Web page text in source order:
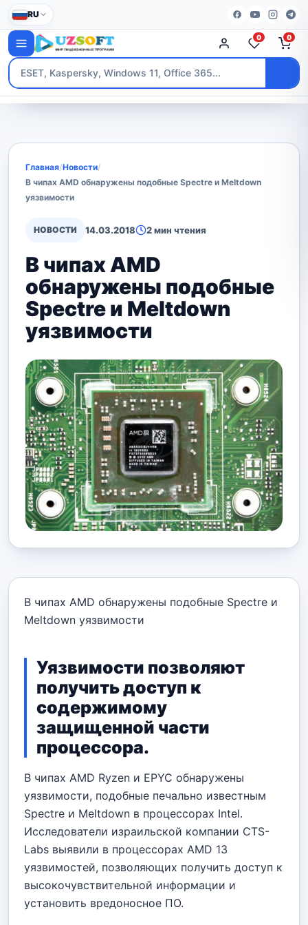
RU
0 0
Главная/Новости/
В чипах AMD обнаружены подобные Spectre и Meltdown
уязвимости
НОВОСТИ 14.03.2018 2 мин чтения
В чипах AMD
обнаружены подобные
Spectre и Meltdown
уязвимости
В чипах AMD обнаружены подобные Spectre и
Meltdown уязвимости
Уязвимости позволяют
получить доступ к
содержимому
защищенной части
процессора.
В чипах AMD Ryzen и EPYC обнаружены
уязвимости, подобные печально известным
Spectre и Meltdown в процессорах Intel.
Исследователи израильской компании CTS-
Labs выявили в процессорах AMD 13
уязвимостей, позволяющих получить доступ к
высокочувствительной информации и
установить вредоносное ПО.